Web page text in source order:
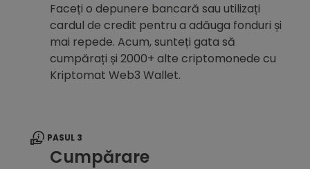
Faceți o depunere bancară sau utilizați
cardul de credit pentru a adăuga fonduri și
mai repede. Acum, sunteți gata să
cumpărați și 2000+ alte criptomonede cu
Kriptomat Web3 Wallet.
PASUL 3
Cumpărare